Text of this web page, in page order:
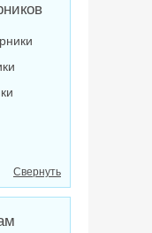
Свернуть